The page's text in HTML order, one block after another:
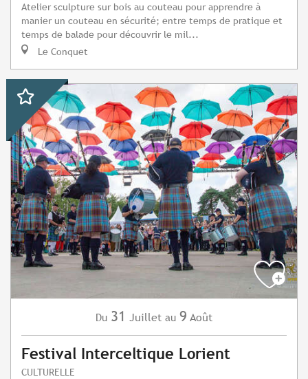
Atelier sculpture sur bois au couteau pour apprendre à
manier un couteau en sécurité; entre temps de pratique et
temps de balade pour découvrir le mil...
Le Conquet
Du 31 Juillet au 9 Août
Festival Interceltique Lorient
CULTURELLE